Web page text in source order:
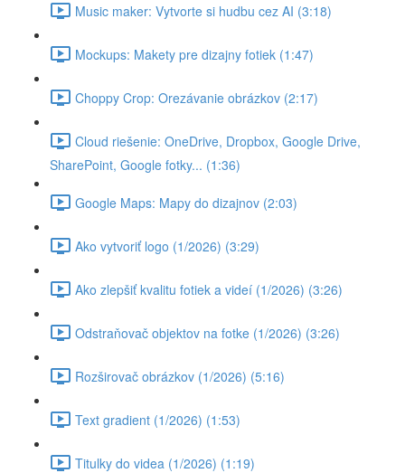
Music maker: Vytvorte si hudbu cez AI (3:18)
Mockups: Makety pre dizajny fotiek (1:47)
Choppy Crop: Orezávanie obrázkov (2:17)
Cloud riešenie: OneDrive, Dropbox, Google Drive,
SharePoint, Google fotky... (1:36)
Google Maps: Mapy do dizajnov (2:03)
Ako vytvoriť logo (1/2026) (3:29)
Ako zlepšiť kvalitu fotiek a videí (1/2026) (3:26)
Odstraňovač objektov na fotke (1/2026) (3:26)
Rozširovač obrázkov (1/2026) (5:16)
Text gradient (1/2026) (1:53)
Titulky do videa (1/2026) (1:19)